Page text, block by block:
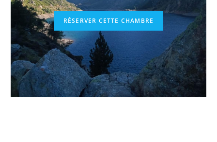
RÉSERVER CETTE CHAMBRE